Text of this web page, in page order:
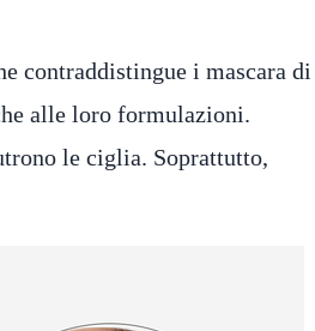
contraddistingue i mascara di
alle loro formulazioni.
le ciglia. Soprattutto,